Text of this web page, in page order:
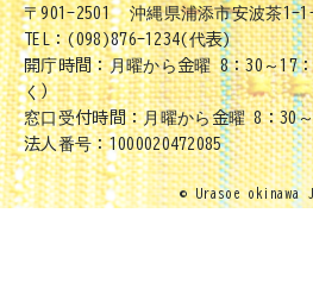
〒901-2501
沖縄県浦添市安波茶1-
TEL：(098)876-1234(代表)
開庁時間：月曜から金曜 8：30～17
く）
窓口受付時間：月曜から金曜 8：30
法人番号：1000020472085
© Urasoe okinawa